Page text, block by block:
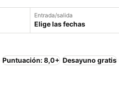
Entrada/salida
Elige las fechas
Puntuación: 8,0+ Desayuno gratis